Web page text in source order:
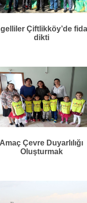
Çiftlikköy’de
dikti
Amaç Çevre Duyarlılığı
Oluşturmak